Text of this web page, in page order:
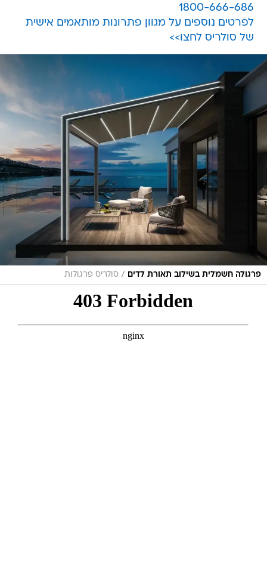
1800-666-686
לפרטים נוספים על מגוון פתרונות מותאמים אישית
של סולריס לחצו>>
פרגולה חשמלית בשילוב תאורת לדים / סולריס פרגולות